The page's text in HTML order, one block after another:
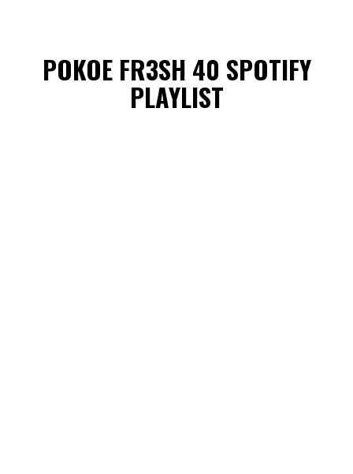
POKOE FR3SH 40 SPOTIFY
PLAYLIST